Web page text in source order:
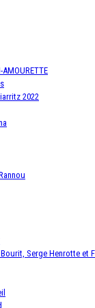
2022
Serge Henrotte et